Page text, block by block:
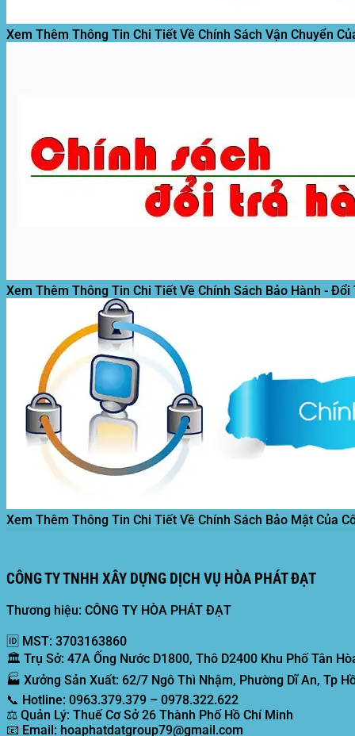
Xem Thêm Thông Tin Chi Tiết Về Chính Sách Vận Chuyển
Xem Thêm Thông Tin Chi Tiết Về Chính Sách Bảo Hành -
Xem Thêm Thông Tin Chi Tiết Về Chính Sách Bảo Mật Của
CÔNG TY TNHH XÂY DỰNG DỊCH VỤ HÒA PHÁT ĐẠT
Thương hiệu: CÔNG TY HÒA PHÁT ĐẠT
🆔 MST: 3703163860
🏛️ Trụ Sở: 47A Ống Nước D1800, Thô D2400 Khu Phố Tân
🏭 Xưởng Sản Xuất: 62/7 Ngô Thì Nhậm, Phường Dĩ An, Tp
📞 Hotline: 0963.379.379 – 0978.322.622
⚖️ Quản Lý: Thuế Cơ Sở 26 Thành Phố Hồ Chí Minh
📧 Email: hoaphatdatgroup79@gmail.com